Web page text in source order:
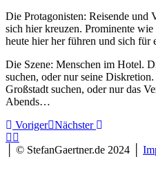
Leben
(Savoy
Berlin,
10)
SG
#4436
Frau
liebt
das
schöne
Die Protagonisten: Reisende und
sich hier kreuzen. Prominente
heute hier her führen und sich für
Die Szene: Menschen im Hotel.
suchen, oder nur seine
Großstadt suchen, oder nur das
Abends…
Voriger Nächster
│ © StefanGaertner.de 2024 │